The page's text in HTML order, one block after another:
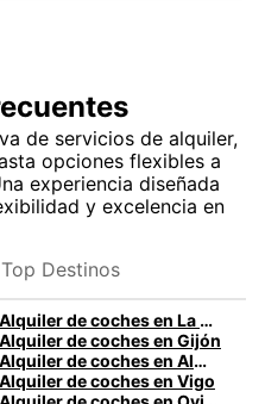
de servicios de alquiler,
opciones flexibles a
experiencia diseñada
y excelencia en
Top Destinos
Alquiler de coches en La Coruña
Alquiler de coches en Gijón
Alquiler de coches en Almería
Alquiler de coches en Vigo